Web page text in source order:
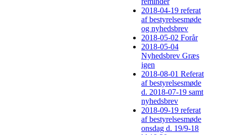
2018-04-19 referat
af bestyrelsesmøde
og nyhedsbrev
2018-05-02 Forår
2018-05-04
Nyhedsbrev Græs
igen
2018-08-01 Referat
af bestyrelsesmøde
d. 2018-07-19 samt
nyhedsbrev
2018-09-19 referat
af bestyrelsesmøde
onsdag d. 19/9-18